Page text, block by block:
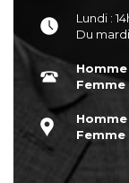
Lundi :
Du
Homme
Femme
Homme
Femme